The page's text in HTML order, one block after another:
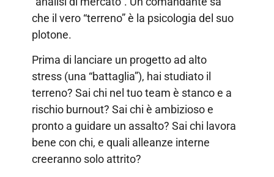
che il vero “terreno” è la psicologia del suo
plotone.
Prima di lanciare un progetto ad alto
stress (una “battaglia”), hai studiato il
terreno? Sai chi nel tuo team è stanco e a
rischio burnout? Sai chi è ambizioso e
pronto a guidare un assalto? Sai chi lavora
bene con chi, e quali alleanze interne
creeranno solo attrito?